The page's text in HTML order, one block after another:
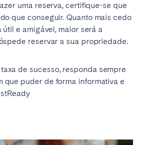
uma reserva, certifique-se que
que conseguir. Quanto mais cedo
e amigável, maior será a
reservar a sua propriedade.
de sucesso, responda sempre
que puder de forma informativa e